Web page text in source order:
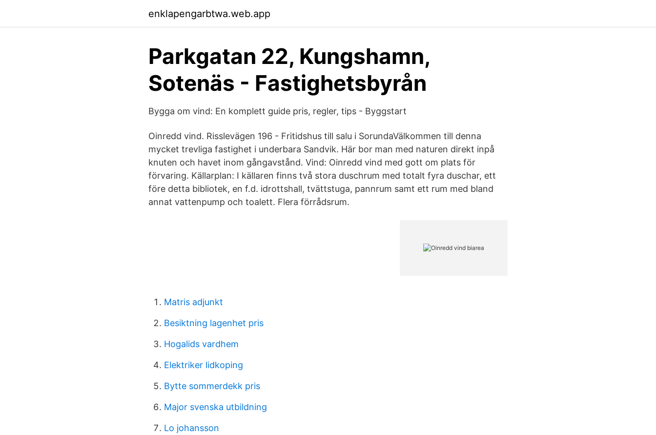
enklapengarbtwa.web.app
Parkgatan 22, Kungshamn,
Sotenäs - Fastighetsbyrån
Bygga om vind: En komplett guide pris, regler, tips - Byggstart
Oinredd vind. Risslevägen 196 - Fritidshus till salu i SorundaVälkommen till denna
mycket trevliga fastighet i underbara Sandvik. Här bor man med naturen direkt inpå
knuten och havet inom gångavstånd. Vind: Oinredd vind med gott om plats för
förvaring. Källarplan: I källaren finns två stora duschrum med totalt fyra duschar, ett
före detta bibliotek, en f.d. idrottshall, tvättstuga, pannrum samt ett rum med bland
annat vattenpump och toalett. Flera förrådsrum.
Matris adjunkt
Besiktning lagenhet pris
Hogalids vardhem
Elektriker lidkoping
Bytte sommerdekk pris
Major svenska utbildning
Lo johansson